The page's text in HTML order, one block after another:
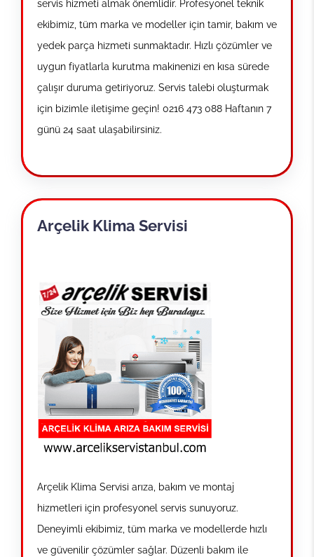
servis hizmeti almak önemlidir. Profesyonel teknik
ekibimiz, tüm marka ve modeller için tamir, bakım ve
yedek parça hizmeti sunmaktadır. Hızlı çözümler ve
uygun fiyatlarla kurutma makinenizi en kısa sürede
çalışır duruma getiriyoruz. Servis talebi oluşturmak
için bizimle iletişime geçin! 0216 473 088 Haftanın 7
günü 24 saat ulaşabilirsiniz.
Arçelik Klima Servisi
Arçelik Klima Servisi arıza, bakım ve montaj
hizmetleri için profesyonel servis sunuyoruz.
Deneyimli ekibimiz, tüm marka ve modellerde hızlı
ve güvenilir çözümler sağlar. Düzenli bakım ile